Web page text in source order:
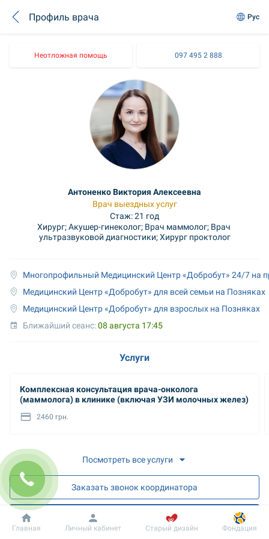
Профиль врача Рус
Неотложная помощь 097 495 2 888
Антоненко Виктория Алексеевна
Врач выездных услуг
Стаж: 21 год
Хирург; Акушер-гинеколог; Врач маммолог; Врач
ультразвуковой диагностики; Хирург проктолог
Многопрофильный Медицинский Центр «Добробут» 24/7 на
Медицинский Центр «Добробут» для всей семьи на Позняках
Медицинский Центр «Добробут» для взрослых на Позняках
Ближайший сеанс: 08 августа 17:45
Услуги
Комплексная консультация врача-онколога
(маммолога) в клинике (включая УЗИ молочных желез)
2460 грн.
Посмотреть все услуги
Заказать звонок координатора
Запись на прием
Добробут Информация Пациенту
Главная Личный кабинет Старый дизайн Фондация